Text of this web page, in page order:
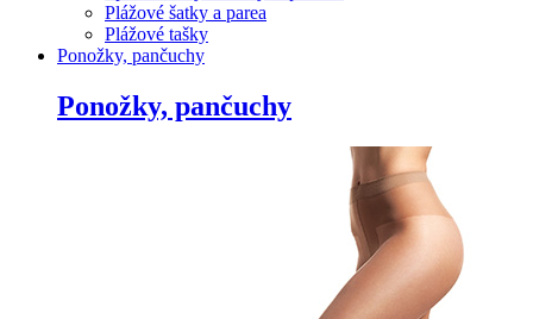
Plážové šatky a parea
Plážové tašky
Ponožky, pančuchy
Ponožky, pančuchy